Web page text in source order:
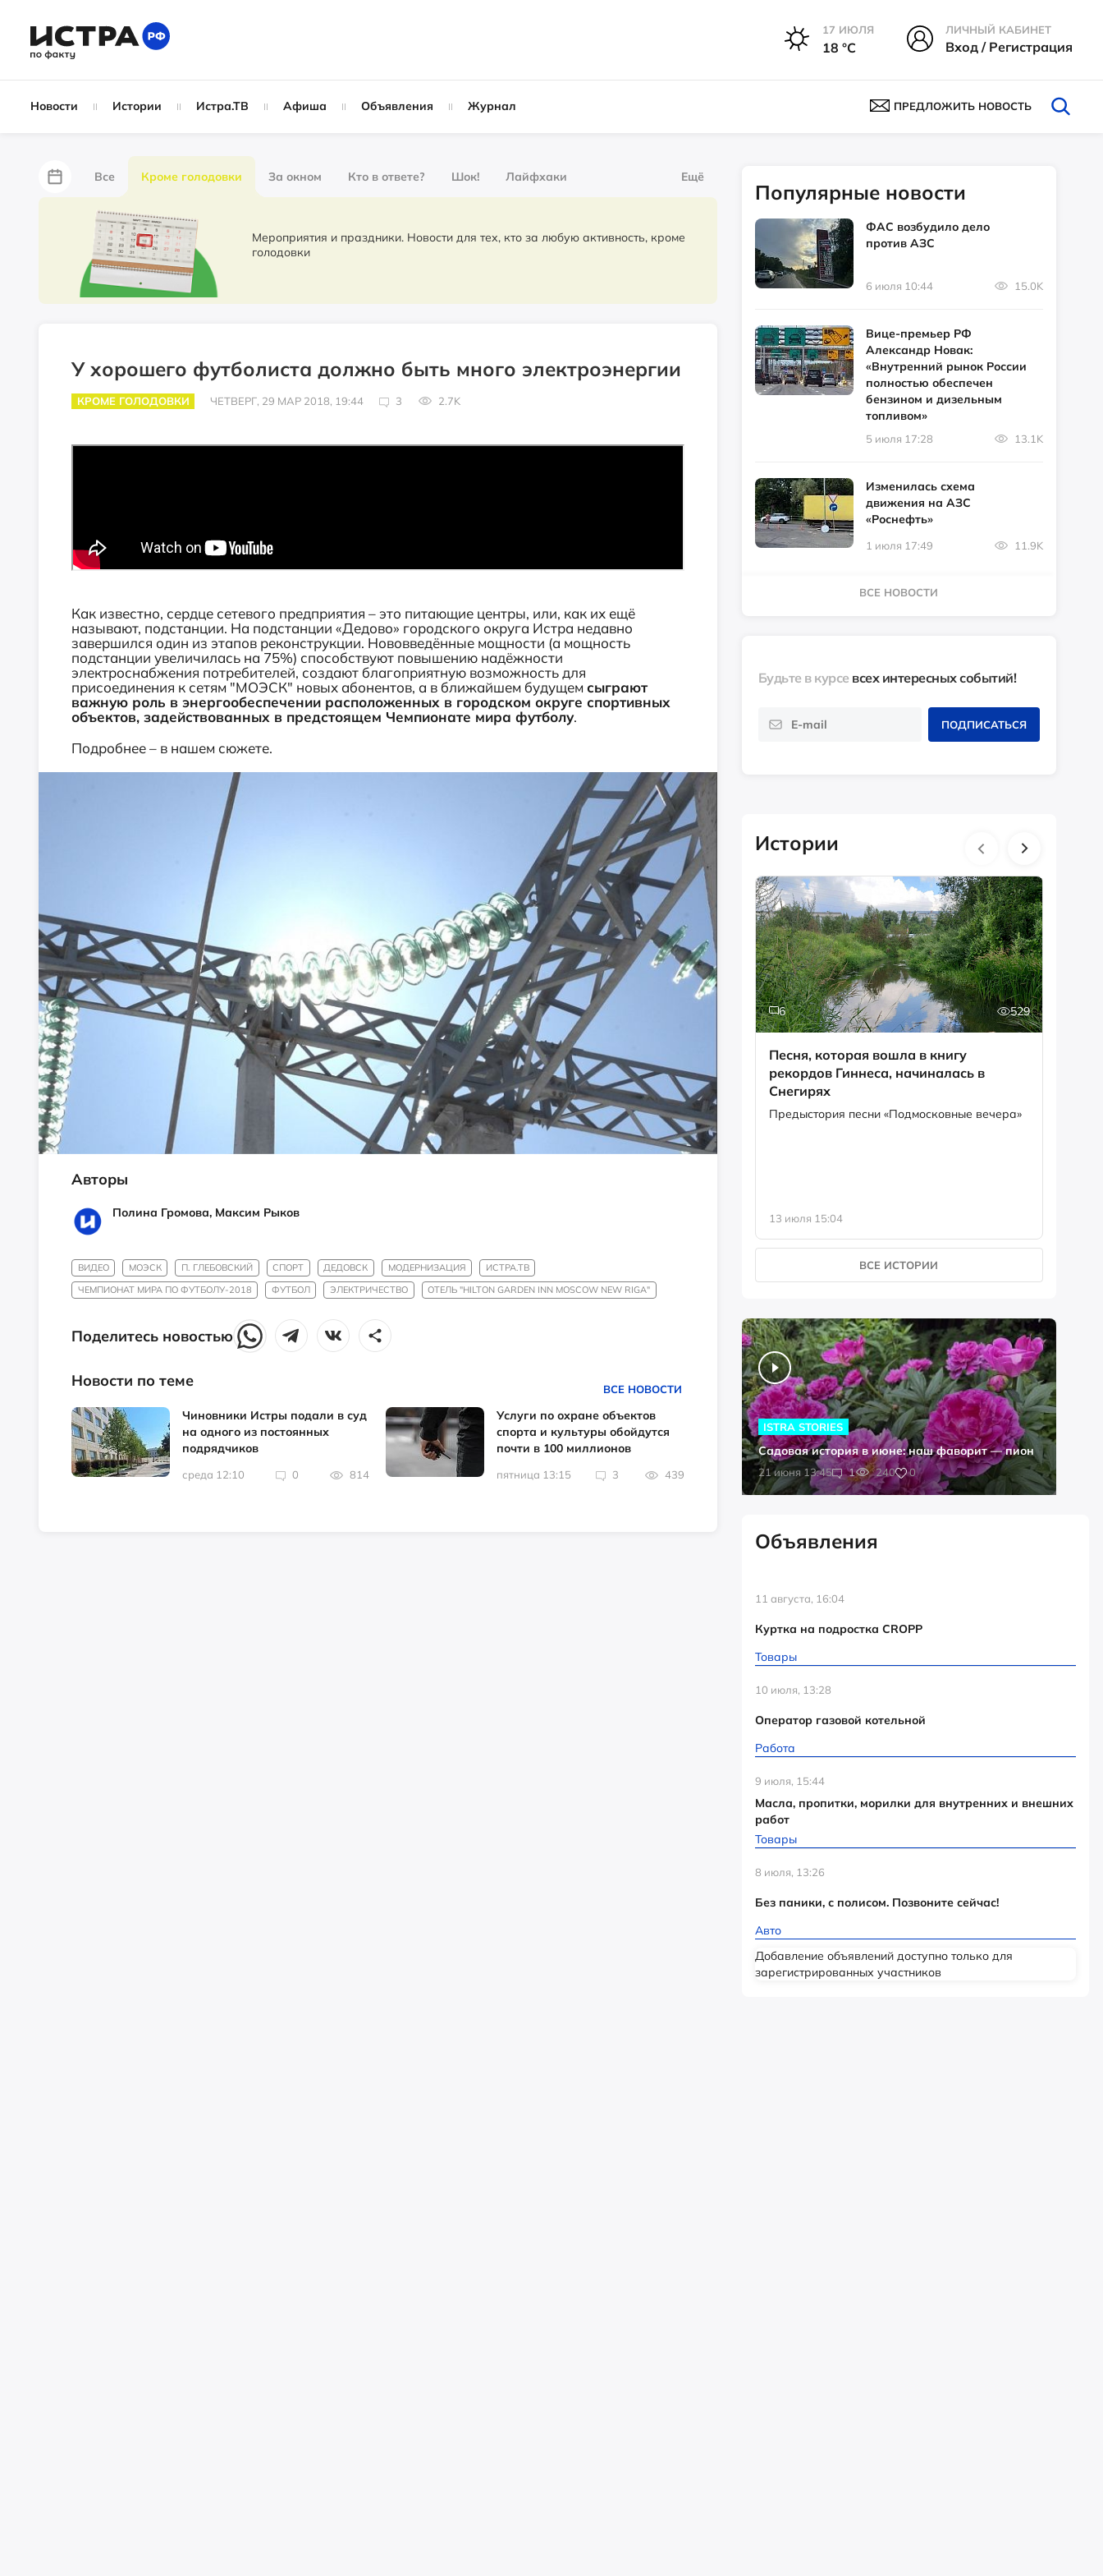
17 ИЮЛЯ
18 °С
ЛИЧНЫЙ КАБИНЕТ
Вход / Регистрация
Новости Истории Истра.ТВ Афиша Объявления Журнал ПРЕДЛОЖИТЬ НОВОСТЬ
Все Кроме голодовки За окном Кто в ответе? Шок! Лайфхаки
За забором Не по лжи!
Партнёрский материал Народные новости
Ещё
Мероприятия и праздники. Новости для тех, кто за любую активность, кроме
голодовки
У хорошего футболиста должно быть много электроэнергии
КРОМЕ ГОЛОДОВКИ ЧЕТВЕРГ, 29 МАР 2018, 19:44 3 2.7K
Как известно, сердце сетевого предприятия – это питающие центры, или, как их ещё
называют, подстанции. На подстанции «Дедово» городского округа Истра недавно
завершился один из этапов реконструкции. Нововведённые мощности (а мощность
подстанции увеличилась на 75%) способствуют повышению надёжности
электроснабжения потребителей, создают благоприятную возможность для
присоединения к сетям "МОЭСК" новых абонентов, а в ближайшем будущем сыграют
важную роль в энергообеспечении расположенных в городском округе спортивных
объектов, задействованных в предстоящем Чемпионате мира футболу.
Подробнее – в нашем сюжете.
Авторы
Полина Громова, Максим Рыков
ВИДЕО МОЭСК П. ГЛЕБОВСКИЙ СПОРТ ДЕДОВСК МОДЕРНИЗАЦИЯ
ИСТРА.ТВ
ЧЕМПИОНАТ МИРА ПО ФУТБОЛУ-2018
ФУТБОЛ ЭЛЕКТРИЧЕСТВО ОТЕЛЬ "HILTON GARDEN INN MOSCOW NEW RIGA"
Поделитесь новостью
Новости по теме ВСЕ НОВОСТИ
Чиновники Истры подали в суд
на одного из постоянных
подрядчиков
среда 12:10 0 814
Услуги по охране объектов
спорта и культуры обойдутся
почти в 100 миллионов
пятница 13:15 3 439
Популярные новости
ФАС возбудило дело
против АЗС
6 июля 10:44 15.0K
Вице-премьер РФ
Александр Новак:
«Внутренний рынок России
полностью обеспечен
бензином и дизельным
топливом»
5 июля 17:28 13.1K
Изменилась схема
движения на АЗС
«Роснефть»
1 июля 17:49 11.9K
ВСЕ НОВОСТИ
Будьте в курсе всех интересных событий!
ПОДПИСАТЬСЯ
Истории
6 529
Песня, которая вошла в книгу
рекордов Гиннеса, начиналась в
Снегирях
Предыстория песни «Подмосковные вечера»
13 июля 15:04
ВСЕ ИСТОРИИ
21 июня 13:45 1 240 0
ISTRA STORIES
Садовая история в июне: наш фаворит — пион
Объявления
11 августа, 16:04
Куртка на подростка CROPP
Товары
10 июля, 13:28
Оператор газовой котельной
Работа
9 июля, 15:44
Масла, пропитки, морилки для внутренних и внешних
работ
Товары
8 июля, 13:26
Без паники, с полисом. Позвоните сейчас!
Авто
Добавление объявлений доступно только для
зарегистрированных участников